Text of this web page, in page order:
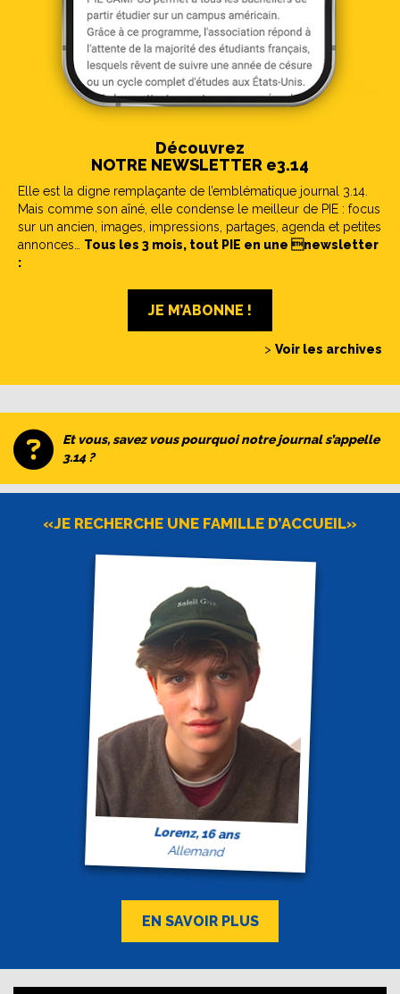
Découvrez
NOTRE NEWSLETTER e3.14
Elle est la digne remplaçante de l’emblématique journal 3.14.
Mais comme son aîné, elle condense le meilleur de PIE : focus
sur un ancien, images, impressions, partages, agenda et petites
annonces… Tous les 3 mois, tout PIE en une newsletter
:
JE M’ABONNE !
> Voir les archives
Et vous, savez vous pourquoi notre journal s’appelle
3.14 ?
«JE RECHERCHE UNE FAMILLE D’ACCUEIL»
Lorenz, 16 ans
Allemand
EN SAVOIR PLUS